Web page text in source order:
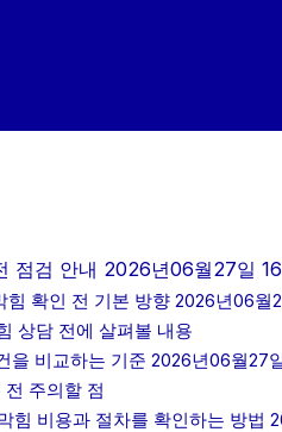
점검 안내 2026년06월27일
힘 확인 전 기본 방향 2026년06월
상담 전에 살펴볼 내용
을 비교하는 기준 2026년06월27
주의할 점
힘 비용과 절차를 확인하는 방법